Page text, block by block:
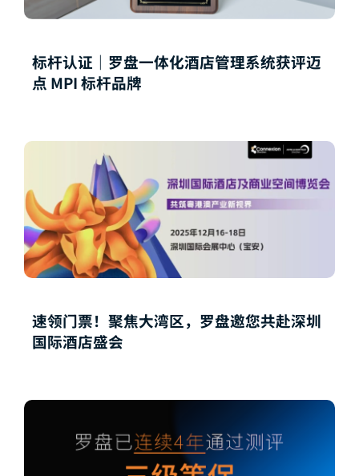
标杆认证｜罗盘一体化酒店管理系统获评迈
点 MPI 标杆品牌
速领门票！聚焦大湾区，罗盘邀您共赴深圳
国际酒店盛会